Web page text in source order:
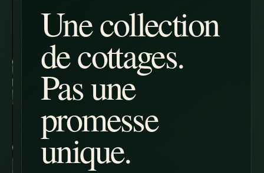
Une collection
de cottages.
Pas une
promesse
unique.